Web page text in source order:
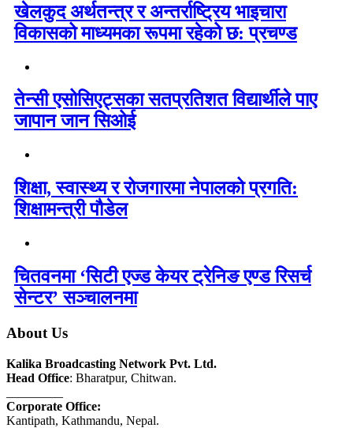
खेलकुद अर्थतन्त्र र अन्तर्राष्ट्रिय भाइचारा
विकासको माध्यमका रूपमा रहेको छ: प्रचण्ड
तेन्सी एसोसिएट्सका सतप्रतिशत विद्यार्थीले पाए
जापान जान सिओई
शिक्षा, स्वास्थ्य र रोजगारमा नेपालको प्रगति:
शिक्षामन्त्री पौडेल
चितवनमा ‘सिटी एज्ड केयर ट्रेनिङ एण्ड रिसर्च
सेन्टर’ सञ्चालनमा
About Us
Kalika Broadcasting Network Pvt. Ltd.
Head Office: Bharatpur, Chitwan.
Corporate Office:
Kantipath, Kathmandu, Nepal.